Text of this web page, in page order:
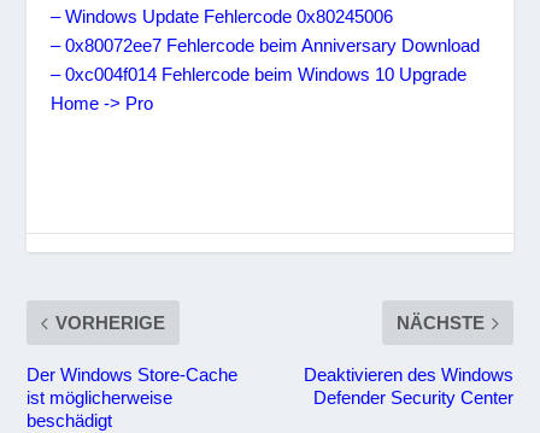
– Windows Update Fehlercode 0x80245006
– 0x80072ee7 Fehlercode beim Anniversary Download
– 0xc004f014 Fehlercode beim Windows 10 Upgrade
Home -> Pro
VORHERIGE
Der Windows Store-Cache
ist möglicherweise
beschädigt
NÄCHSTE
Deaktivieren des Windows
Defender Security Center